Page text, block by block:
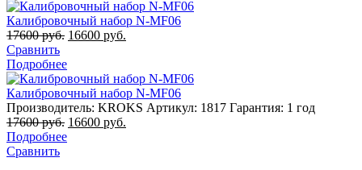
Калибровочный набор N-MF06
17600руб. 16600 руб.
Сравнить
Подробнее
Калибровочный набор N-MF06
Производитель: KROKS Артикул: 1817 Гарантия: 1 год
17600руб. 16600 руб.
Подробнее
Сравнить